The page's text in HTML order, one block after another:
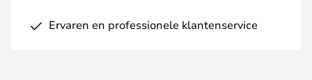
Ervaren en professionele klantenservice